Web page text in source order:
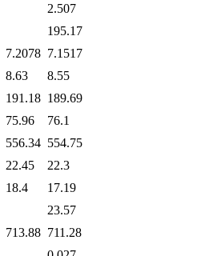
2.507
195.17
7.2078 7.1517
8.63
8.55
191.18 189.69
75.96
76.1
556.34 554.75
22.45
22.3
18.4
17.19
23.57
713.88 711.28